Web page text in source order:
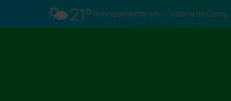
🌤️21° Principalmente limpo Vitória da Conq…